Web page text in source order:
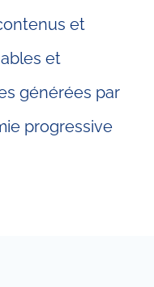
et
et
générées par
progressive